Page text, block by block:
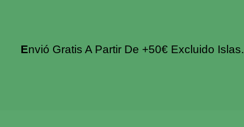
ENvió Gratis A Partir De +50€ Excluido Islas.